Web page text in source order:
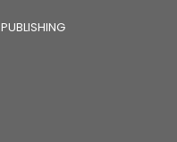
PUBLISHING